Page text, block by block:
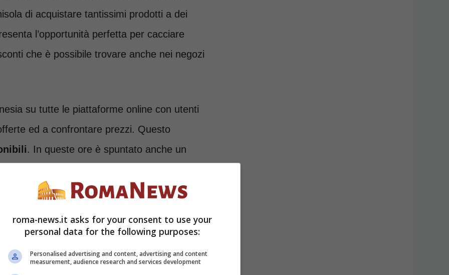
di acquistare tantissimi prodotti a dei
l’opportunità perfetta per cacciare
che è possibile trovare anche nei negozi
su tutte le piattaforme online con utenti
ed a confrontare prezzi. Questo
. In queste ore è spuntato anche un
sulla piattaforma. Infatti in tal senso
Andiamo quindi a scoprire come
di e-commerce più famosa al
nemmeno
roma-news.it asks for your consent to use your
personal data for the following purposes:
Personalised advertising and content, advertising and content
measurement, audience research and services development